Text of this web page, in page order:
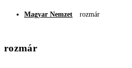
Magyar Nemzet rozmár
rozmár